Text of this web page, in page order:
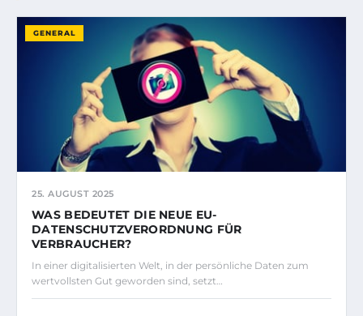
GENERAL
25. AUGUST 2025
WAS BEDEUTET DIE NEUE EU-
DATENSCHUTZVERORDNUNG FÜR
VERBRAUCHER?
In einer digitalisierten Welt, in der persönliche Daten zum
wertvollsten Gut geworden sind, setzt…